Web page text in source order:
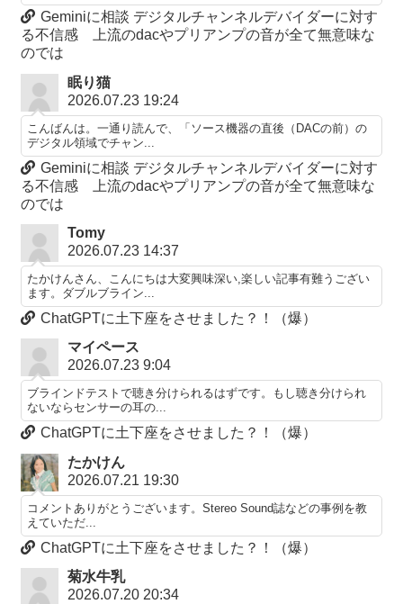
Geminiに相談 デジタルチャンネルデバイダーに対す
る不信感 上流のdacやプリアンプの音が全て無意味な
のでは
眠り猫
2026.07.23 19:24
こんばんは。一通り読んで、「ソース機器の直後（DACの前）の
デジタル領域でチャン...
Geminiに相談 デジタルチャンネルデバイダーに対す
る不信感 上流のdacやプリアンプの音が全て無意味な
のでは
Tomy
2026.07.23 14:37
たかけんさん、こんにちは大変興味深い,楽しい記事有難うござい
ます。ダブルブライン...
ChatGPTに土下座をさせました？！（爆）
マイペース
2026.07.23 9:04
ブラインドテストで聴き分けられるはずです。もし聴き分けられ
ないならセンサーの耳の...
ChatGPTに土下座をさせました？！（爆）
たかけん
2026.07.21 19:30
コメントありがとうございます。Stereo Sound誌などの事例を教
えていただ...
ChatGPTに土下座をさせました？！（爆）
菊水牛乳
2026.07.20 20:34